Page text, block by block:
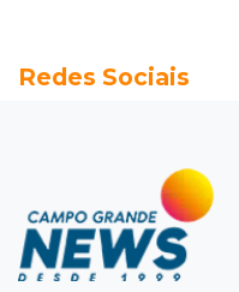
Seleções em MS
Jardim Itatiaia
Vigia é amarrado
dois caminhões
Redes Sociais